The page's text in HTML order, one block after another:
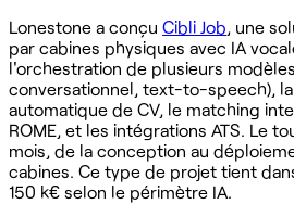
Lonestone a conçu Cibli Job, une
par cabines physiques avec IA
l'orchestration de plusieurs
conversationnel, text-to-speech),
automatique de CV, le matching
ROME, et les intégrations ATS. Le
mois, de la conception au
cabines. Ce type de projet tient
150 k€ selon le périmètre IA.